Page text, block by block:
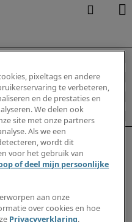
pixeltags en andere
te verbeteren,
en de prestaties en
We delen ook
site met onze partners
Als we een
wordt dit
voor het gebruik van
of deel mijn persoonlijke
aan onze
over cookies en hoe
Privacyverklaring.